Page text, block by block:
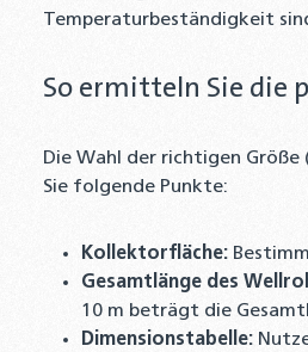
Temperaturbeständigkeit
So ermitteln Sie die
Die Wahl der richtigen
Sie folgende Punkte:
Kollektorfläche:
Gesamtlänge des
10 m beträgt die
Dimensionstabelle: